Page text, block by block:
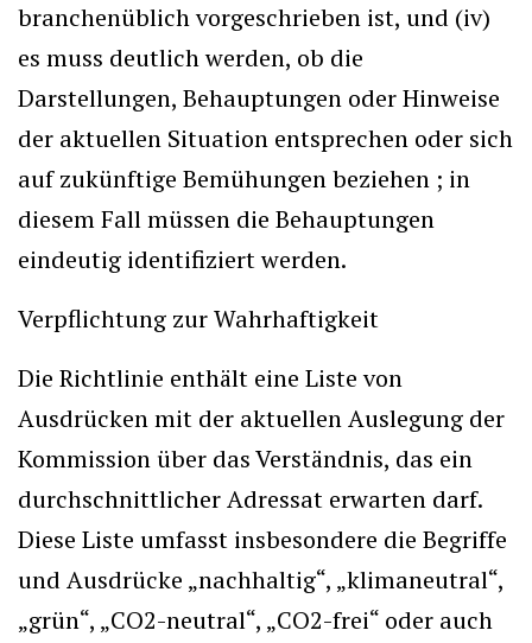
branchenüblich vorgeschrieben ist, und (iv)
es muss deutlich werden, ob die
Darstellungen, Behauptungen oder Hinweise
der aktuellen Situation entsprechen oder sich
auf zukünftige Bemühungen beziehen ; in
diesem Fall müssen die Behauptungen
eindeutig identifiziert werden.
Verpflichtung zur Wahrhaftigkeit
Die Richtlinie enthält eine Liste von
Ausdrücken mit der aktuellen Auslegung der
Kommission über das Verständnis, das ein
durchschnittlicher Adressat erwarten darf.
Diese Liste umfasst insbesondere die Begriffe
und Ausdrücke „nachhaltig“, „klimaneutral“,
„grün“, „CO2-neutral“, „CO2-frei“ oder auch